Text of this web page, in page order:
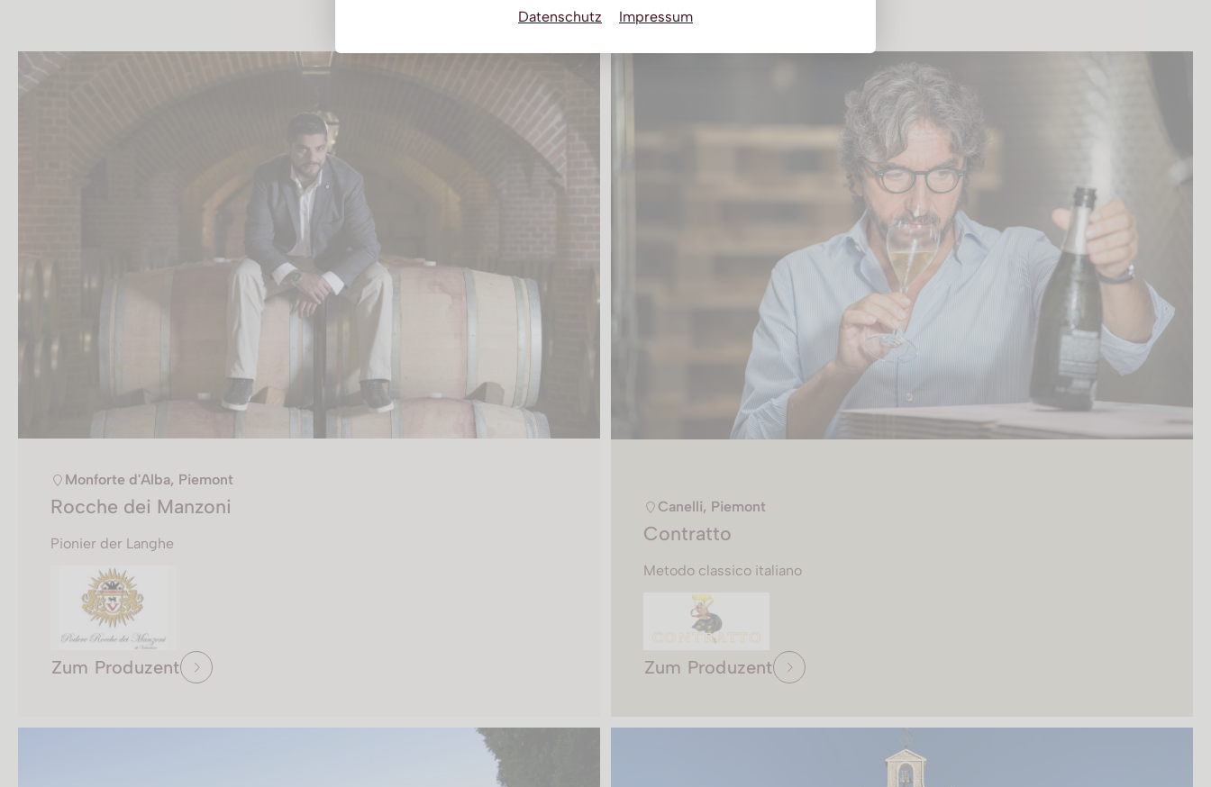
Datenschutz Impressum
Monforte d'Alba, Piemont
Rocche dei Manzoni
Pionier der Langhe
Zum Produzent
Canelli, Piemont
Contratto
Metodo classico italiano
Zum Produzent
Obstbrand